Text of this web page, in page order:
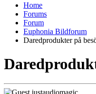
Home
Forums
Forum
Euphonia Bildforum
Daredprodukter på